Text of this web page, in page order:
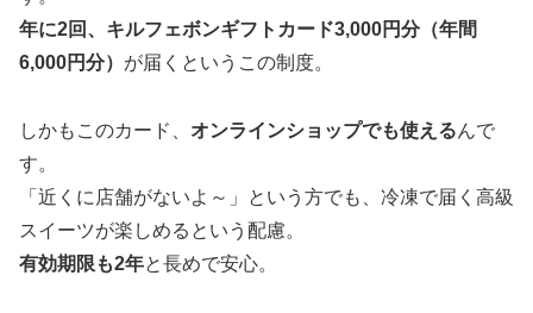
年に2回、キルフェボンギフトカード3,000円分（年間
6,000円分） が届くというこの制度。
しかもこのカード、 オンラインショップでも使えるんで
す。
「近くに店舗がないよ～」という方でも、冷凍で届く高級
スイーツが楽しめるという配慮。
有効期限も2年と長めで安心。